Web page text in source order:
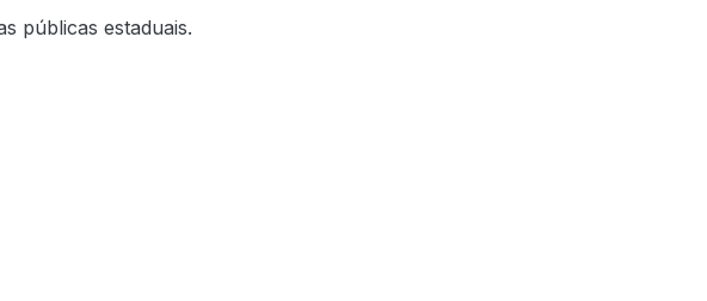
públicas estaduais.